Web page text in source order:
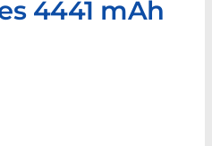
4441 mAh